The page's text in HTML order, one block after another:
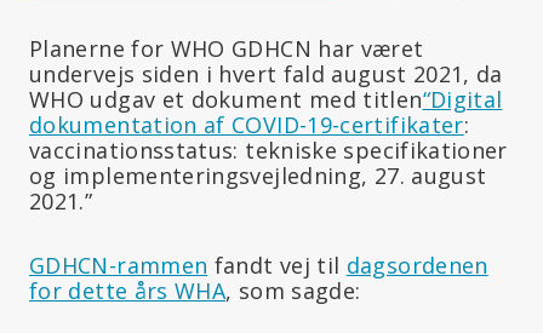
Planerne for WHO GDHCN har været
undervejs siden i hvert fald august 2021, da
WHO udgav et dokument med titlen“Digital
dokumentation af COVID-19-certifikater:
vaccinationsstatus: tekniske specifikationer
og implementeringsvejledning, 27. august
2021.”
GDHCN-rammen fandt vej til dagsordenen
for dette års WHA, som sagde: